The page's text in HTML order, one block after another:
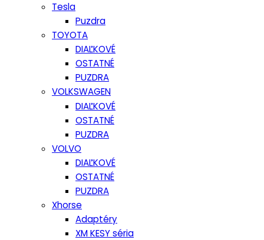
Tesla
Puzdra
TOYOTA
DIAĽKOVÉ
OSTATNÉ
PUZDRA
VOLKSWAGEN
DIAĽKOVÉ
OSTATNÉ
PUZDRA
VOLVO
DIAĽKOVÉ
OSTATNÉ
PUZDRA
Xhorse
Adaptéry
XM KESY séria